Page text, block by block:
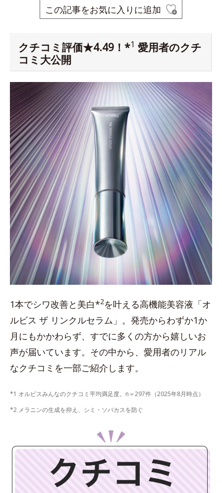
この記事をお気に入りに追加
クチコミ評価★4.49！*1 愛用者のクチ
コミ大公開
1本でシワ改善と美白*2を叶える高機能美容液「オ
ルビス ザ リンクルセラム」。発売からわずか1か
月にもかかわらず、すでに多くの方から嬉しいお
声が届いています。その中から、愛用者のリアル
なクチコミを一部ご紹介します。
*1 オルビスみんなのクチコミ平均満足度。n＝297件（2025年8月時点）
*2 メラニンの生成を抑え、シミ・ソバカスを防ぐ